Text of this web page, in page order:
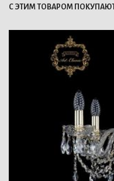
С ЭТИМ ТОВАРОМ